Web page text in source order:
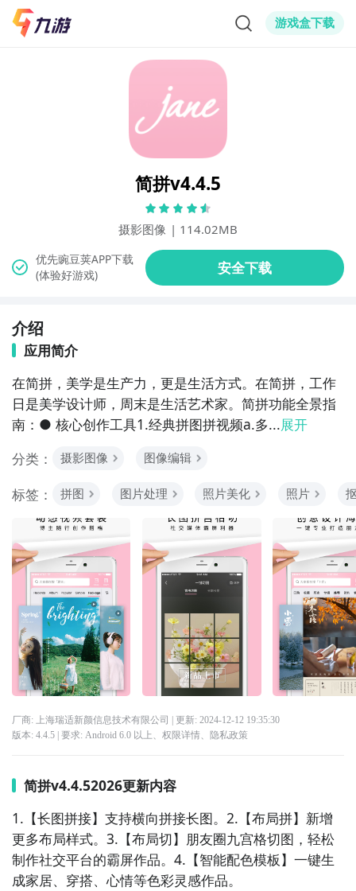
游戏盒下载
简拼v4.4.5
摄影图像 | 114.02MB
(体验好游戏)
介绍
应用简介
在简拼，美学是生产力，更是生活方式。在简拼，工作
日是美学设计师，周末是生活艺术家。简拼功能全景指
南：● 核心创作工具1.经典拼图拼视频a.多...展开
分类：
摄影图像 图像编辑
标签： 拼图 图片处理 照片美化 照片
厂商: 上海瑞适新颜信息技术有限公司 | 更新: 2024-12-12 19:35:30
版本: 4.4.5| 要求: Android 6.0 以上、 权限详情、 隐私政策
简拼v4.4.52026更新内容
1.【长图拼接】支持横向拼接长图。2.【布局拼】新增
更多布局样式。3.【布局切】朋友圈九宫格切图，轻松
制作社交平台的霸屏作品。4.【智能配色模板】一键生
成家居、穿搭、心情等色彩灵感作品。